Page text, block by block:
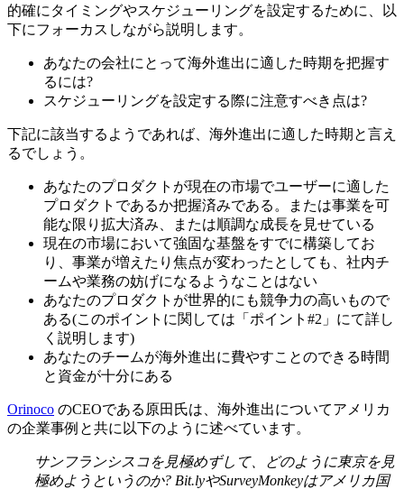
的確にタイミングやスケジューリングを設定するために、以
下にフォーカスしながら説明します。
あなたの会社にとって海外進出に適した時期を把握す
るには?
スケジューリングを設定する際に注意すべき点は?
下記に該当するようであれば、海外進出に適した時期と言え
るでしょう。
あなたのプロダクトが現在の市場でユーザーに適した
プロダクトであるか把握済みである。または事業を可
能な限り拡大済み、または順調な成長を見せている
現在の市場において強固な基盤をすでに構築してお
り、事業が増えたり焦点が変わったとしても、社内チ
ームや業務の妨げになるようなことはない
あなたのプロダクトが世界的にも競争力の高いもので
ある(このポイントに関しては「ポイント#2」にて詳し
く説明します)
あなたのチームが海外進出に費やすことのできる時間
と資金が十分にある
Orinoco のCEOである原田氏は、海外進出についてアメリカ
の企業事例と共に以下のように述べています。
サンフランシスコを見極めずして、どのように東京を見
極めようというのか? Bit.lyやSurveyMonkeyはアメリカ国